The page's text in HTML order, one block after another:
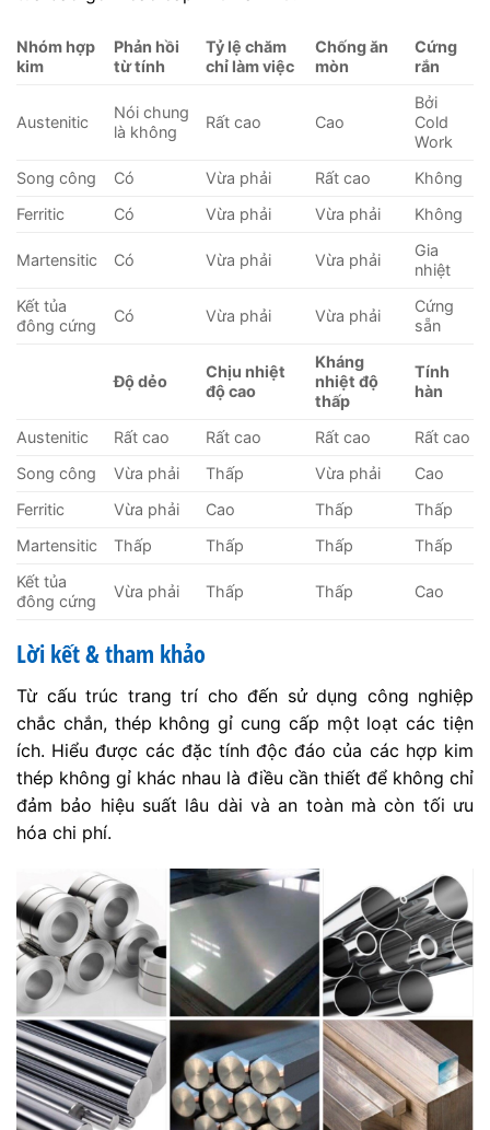
Nhóm hợp
kim
Phản hồi
từ tính
Tỷ lệ chăm
chỉ làm việc
Chống ăn
mòn
Cứng
rắn
Austenitic
Nói chung
là không
Rất cao Cao
Bởi
Cold
Work
Song công
Có Vừa phải Rất cao
Không
Ferritic
Có Vừa phải Vừa phải Không
Martensitic Có Vừa phải Vừa phải
Gia
nhiệt
Kết tủa
đông cứng
Có Vừa phải Vừa phải
Cứng
sẵn
Độ dẻo
Chịu nhiệt
độ cao
Kháng
nhiệt độ
thấp
Tính
hàn
Austenitic Rất cao Rất cao Rất cao
Rất cao
Song công
Vừa phải Thấp Vừa phải
Cao
Ferritic
Vừa phải Cao Thấp
Thấp
Martensitic
Thấp Thấp Thấp
Thấp
Kết tủa
đông cứng
Vừa phải Thấp Thấp Cao
Lời kết & tham khảo
Từ cấu trúc trang trí cho đến sử dụng công nghiệp
chắc chắn, thép không gỉ cung cấp một loạt các tiện
ích. Hiểu được các đặc tính độc đáo của các hợp kim
thép không gỉ khác nhau là điều cần thiết để không chỉ
đảm bảo hiệu suất lâu dài và an toàn mà còn tối ưu
hóa chi phí.